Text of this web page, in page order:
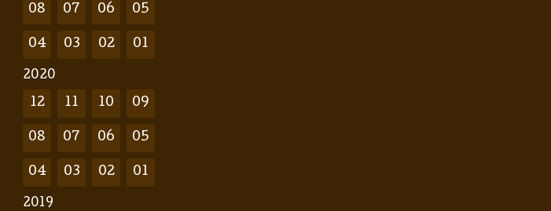
08 07 06 05
04 03 02 01
2020
12 11 10 09
08 07 06 05
04 03 02 01
2019